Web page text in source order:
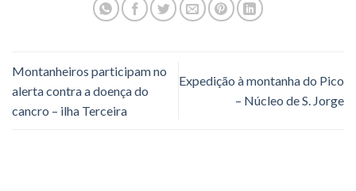
Montanheiros participam no
alerta contra a doença do
cancro – ilha Terceira
Expedição à montanha do Pico
– Núcleo de S. Jorge